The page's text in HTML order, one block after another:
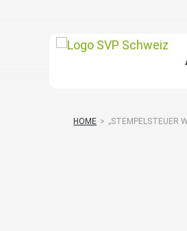
HOME > „STEMPELSTEUER